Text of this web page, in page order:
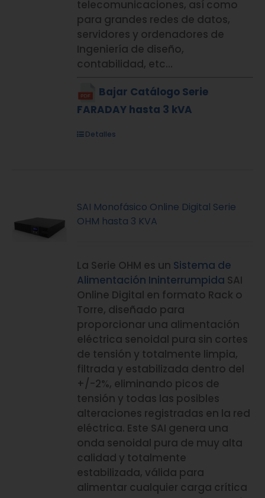
telecomunicaciones, así como
para grandes redes de datos,
servidores y ordenadores de
Ingeniería de diseño,
contabilidad, etc…
Bajar Catálogo Serie
FARADAY hasta 3 kVA
Detalles
SAI Monofásico Online Digital Serie
OHM hasta 3 KVA
La Serie OHM es un Sistema de
Alimentación Ininterrumpida SAI
Online Digital en formato Rack o
Torre, diseñado para
proporcionar una alimentación
eléctrica senoidal pura sin cortes
de tensión y totalmente limpia,
filtrada y estabilizada dentro del
+/-2%, eliminando picos de
tensión y todas las posibles
alteraciones registradas en la red
eléctrica. Este SAI genera una
onda senoidal pura de muy alta
calidad y totalmente
estabilizada, válida para
alimentar cualquier carga crítica